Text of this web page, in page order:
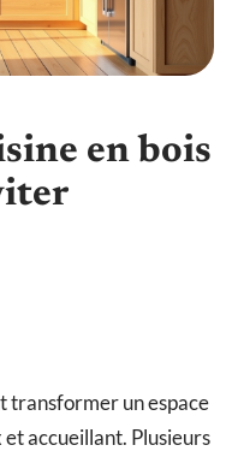
en bois
transformer un espace
accueillant. Plusieurs